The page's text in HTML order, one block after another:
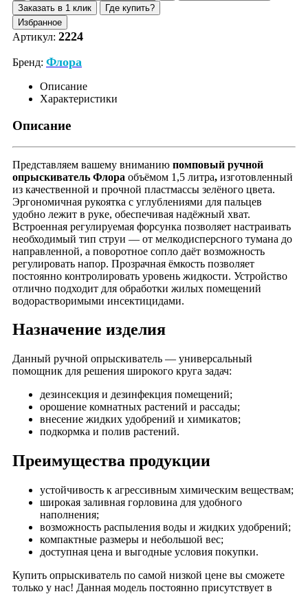
Заказать в 1 клик
Где купить?
Избранное
Артикул: 2224
Бренд: Флора
Описание
Характеристики
Описание
Представляем вашему вниманию помповый ручной
опрыскиватель Флора объёмом 1,5 литра, изготовленный
из качественной и прочной пластмассы зелёного цвета.
Эргономичная рукоятка с углублениями для пальцев
удобно лежит в руке, обеспечивая надёжный хват.
Встроенная регулируемая форсунка позволяет настраивать
необходимый тип струи — от мелкодисперсного тумана до
направленной, а поворотное сопло даёт возможность
регулировать напор. Прозрачная ёмкость позволяет
постоянно контролировать уровень жидкости. Устройство
отлично подходит для обработки жилых помещений
водорастворимыми инсектицидами.
Назначение изделия
Данный ручной опрыскиватель — универсальный
помощник для решения широкого круга задач:
дезинсекция и дезинфекция помещений;
орошение комнатных растений и рассады;
внесение жидких удобрений и химикатов;
подкормка и полив растений.
Преимущества продукции
устойчивость к агрессивным химическим веществам;
широкая заливная горловина для удобного
наполнения;
возможность распыления воды и жидких удобрений;
компактные размеры и небольшой вес;
доступная цена и выгодные условия покупки.
Купить опрыскиватель по самой низкой цене вы сможете
только у нас! Данная модель постоянно присутствует в